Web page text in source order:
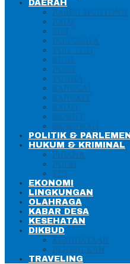
DAERAH
PARIGI MOUTONG
PALU
SIGI
DONGGALA
TOLI-TOLI
BUOL
POSO
TOUNA
BANGGAI
BANGKEP
BALUT
MORUT
MOROWALI
POLITIK & PARLEMEN
HUKUM & KRIMINAL
PIDANA
POLRI
TNI
EKONOMI
LINGKUNGAN
OLAHRAGA
KABAR DESA
KESEHATAN
DIKBUD
KEBUDAYAAN
PENDIDIKAN
TRAVELING